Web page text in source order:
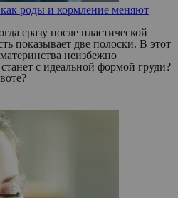
роды и кормление меняют
сразу после пластической
показывает две полоски. В этот
неизбежно
с идеальной формой груди?